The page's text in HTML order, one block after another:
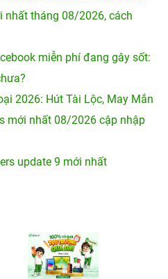
nhất tháng 08/2026, cách
miễn phí đang gây sốt:
2026: Hút Tài Lộc, May Mắn
mới nhất 08/2026 cập nhập
update 9 mới nhất